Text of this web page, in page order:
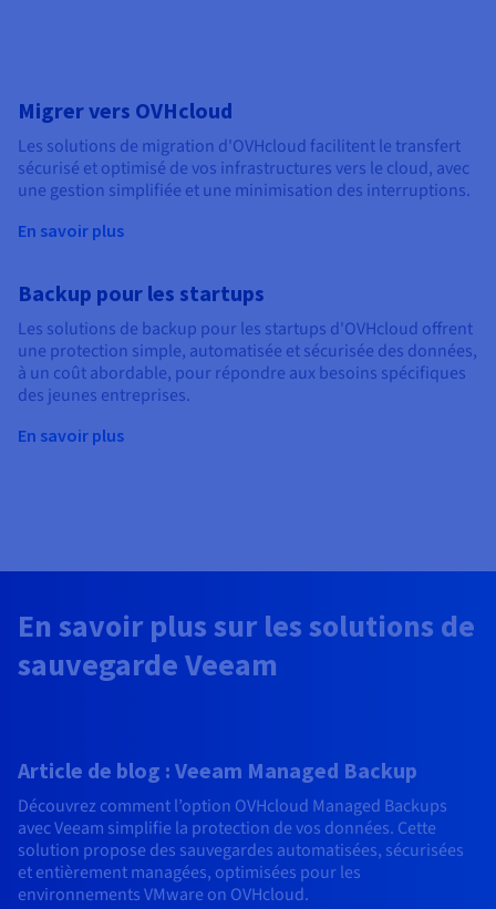
Migrer vers OVHcloud
Les solutions de migration d'OVHcloud facilitent le transfert
sécurisé et optimisé de vos infrastructures vers le cloud, avec
une gestion simplifiée et une minimisation des interruptions.
En savoir plus
Backup pour les startups
Les solutions de backup pour les startups d'OVHcloud offrent
une protection simple, automatisée et sécurisée des données,
à un coût abordable, pour répondre aux besoins spécifiques
des jeunes entreprises.
En savoir plus
En savoir plus sur les solutions de
sauvegarde Veeam
Article de blog : Veeam Managed Backup
Découvrez comment l’option OVHcloud Managed Backups
avec Veeam simplifie la protection de vos données. Cette
solution propose des sauvegardes automatisées, sécurisées
et entièrement managées, optimisées pour les
environnements VMware on OVHcloud.